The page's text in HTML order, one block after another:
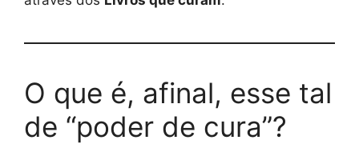
O que é, afinal, esse tal
de “poder de cura”?